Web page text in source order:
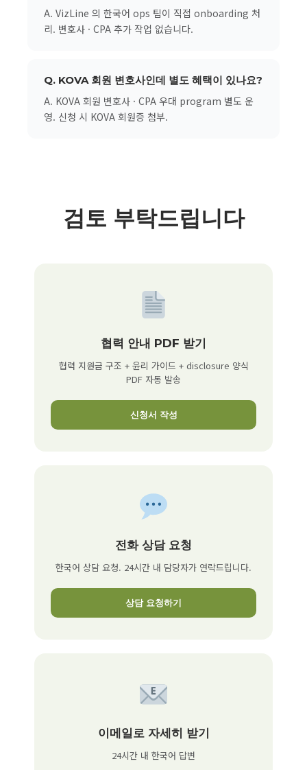
A. VizLine 의 한국어 ops 팀이 직접 onboarding 처
리. 변호사 · CPA 추가 작업 없습니다.
Q. KOVA 회원 변호사인데 별도 혜택이 있나요?
A. KOVA 회원 변호사 · CPA 우대 program 별도 운
영. 신청 시 KOVA 회원증 첨부.
검토 부탁드립니다
협력 안내 PDF 받기
협력 지원금 구조 + 윤리 가이드 + disclosure 양식
PDF 자동 발송
신청서 작성
전화 상담 요청
한국어 상담 요청. 24시간 내 담당자가 연락드립니다.
상담 요청하기
이메일로 자세히 받기
24시간 내 한국어 답변